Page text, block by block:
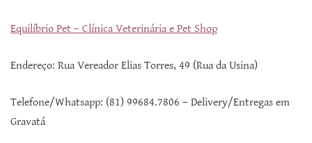
Equilíbrio Pet – Clínica Veterinária e Pet Shop
Endereço: Rua Vereador Elias Torres, 49 (Rua da Usina)
Telefone/Whatsapp: (81) 99684.7806 – Delivery/Entregas em
Gravatá